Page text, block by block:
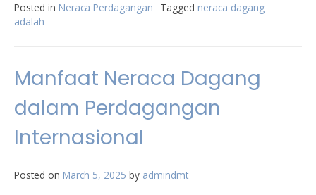
Posted in Neraca Perdagangan Tagged neraca dagang
adalah
Manfaat Neraca Dagang
dalam Perdagangan
Internasional
Posted on March 5, 2025 by admindmt